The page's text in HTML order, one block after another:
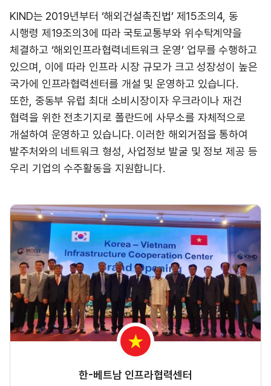
KIND는 2019년부터 ‘해외건설촉진법’ 제15조의4, 동
시행령 제19조의3에 따라 국토교통부와 위수탁계약을
체결하고 ‘해외인프라협력네트워크 운영’ 업무를 수행하고
있으며, 이에 따라 인프라 시장 규모가 크고 성장성이 높은
국가에 인프라협력센터를 개설 및 운영하고 있습니다.
또한, 중동부 유럽 최대 소비시장이자 우크라이나 재건
협력을 위한 전초기지로 폴란드에 사무소를 자체적으로
개설하여 운영하고 있습니다. 이러한 해외거점을 통하여
발주처와의 네트워크 형성, 사업정보 발굴 및 정보 제공 등
우리 기업의 수주활동을 지원합니다.
한-베트남 인프라협력센터